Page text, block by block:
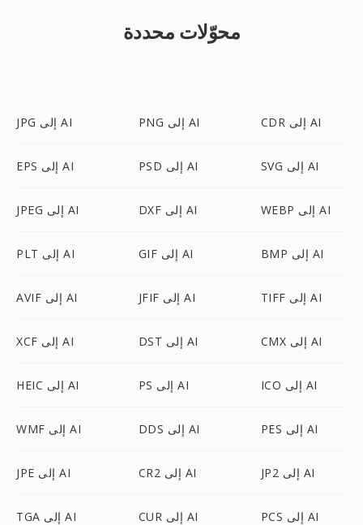
محوّلات محددة
JPG إلى AI PNG إلى AI CDR إلى AI
EPS إلى AI PSD إلى AI SVG إلى AI
JPEG إلى AI DXF إلى AI WEBP إلى AI
PLT إلى AI GIF إلى AI BMP إلى AI
AVIF إلى AI JFIF إلى AI TIFF إلى AI
XCF إلى AI DST إلى AI CMX إلى AI
HEIC إلى AI PS إلى AI ICO إلى AI
WMF إلى AI DDS إلى AI PES إلى AI
JPE إلى AI CR2 إلى AI JP2 إلى AI
TGA إلى AI CUR إلى AI PCS إلى AI